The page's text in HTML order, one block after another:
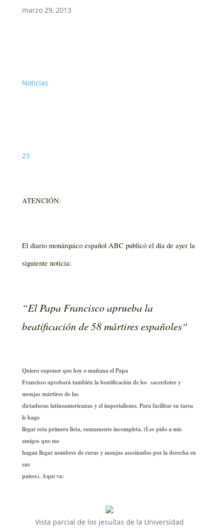
marzo 29, 2013
Noticias
23
ATENCIÓN:
El diario monárquico español ABC publicó el día de ayer la
siguiente noticia:
“El Papa Francisco aprueba la
beatificación de 58 mártires españoles“
Quiero suponer que hoy o mañana el Papa
Francisco aprobará también la beatificación de los sacerdotes y
monjas mártires de las
dictaduras latinoamericanas y el imperialismo. Para facilitar su tarea
le hago
llegar esta primera lista, sumamente incompleta. (Les pido a mis
amigos que me
hagan llegar nombres de curas y monjas asesinados por la derecha en
sus
países). Aquí va:
Vista parcial de los jesuítas de la Universidad